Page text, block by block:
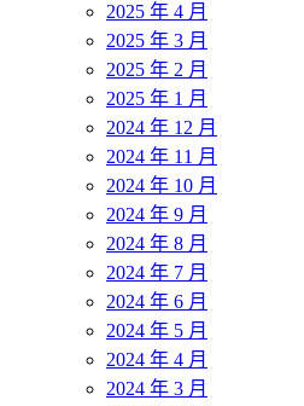
2025 年 4 月
2025 年 3 月
2025 年 2 月
2025 年 1 月
2024 年 12 月
2024 年 11 月
2024 年 10 月
2024 年 9 月
2024 年 8 月
2024 年 7 月
2024 年 6 月
2024 年 5 月
2024 年 4 月
2024 年 3 月